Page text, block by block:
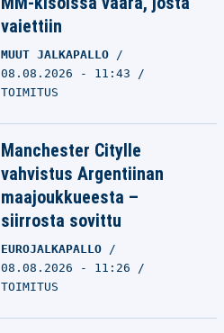
vaiettiin
MUUT JALKAPALLO
08.08.2026 - 11:43
TOIMITUS
Manchester Citylle
vahvistus Argentiinan
maajoukkueesta –
siirrosta sovittu
EUROJALKAPALLO
08.08.2026 - 11:26
TOIMITUS